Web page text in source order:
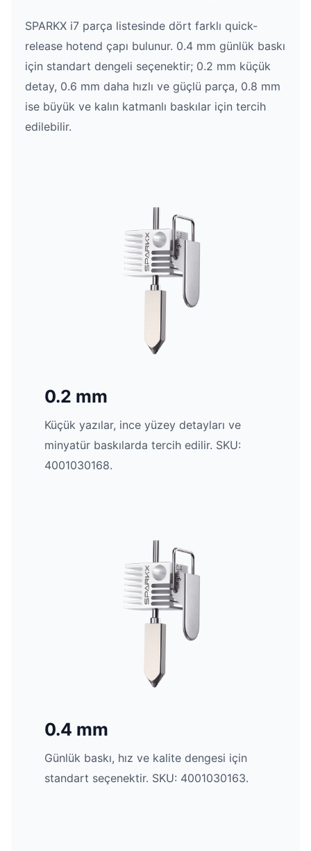
SPARKX i7 parça listesinde dört farklı quick-
release hotend çapı bulunur. 0.4 mm günlük baskı
için standart dengeli seçenektir; 0.2 mm küçük
detay, 0.6 mm daha hızlı ve güçlü parça, 0.8 mm
ise büyük ve kalın katmanlı baskılar için tercih
edilebilir.
0.2 mm
Küçük yazılar, ince yüzey detayları ve
minyatür baskılarda tercih edilir. SKU:
4001030168.
0.4 mm
Günlük baskı, hız ve kalite dengesi için
standart seçenektir. SKU: 4001030163.